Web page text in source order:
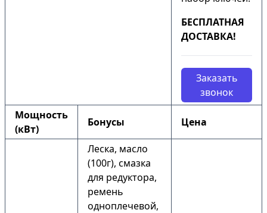
БЕСПЛАТНАЯ
ДОСТАВКА!
Заказать
звонок
Мощность
(кВт)
Бонусы Цена
Леска, масло
(100г), смазка
для редуктора,
ремень
одноплечевой,